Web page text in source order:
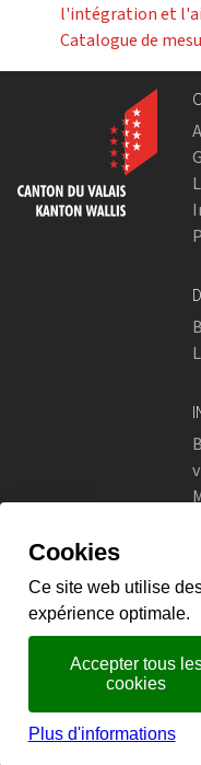
l'intégration et
Catalogue de